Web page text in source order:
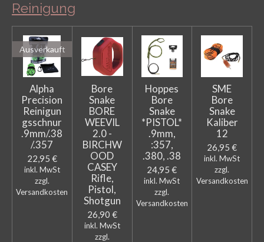
Reinigung
Ausverkauft
Alpha
Precision
Reinigun
gsschnur
.9mm/.38
/.357
22,95 €
inkl. MwSt
zzgl.
Versandkosten
Bore
Snake
BORE
WEEVIL
2.0 -
BIRCHW
OOD
CASEY
Rifle,
Pistol,
Shotgun
26,90 €
inkl. MwSt
zzgl.
Hoppes
Bore
Snake
*PISTOL*
.9mm,
:357,
.380, .38
24,95 €
inkl. MwSt
zzgl.
Versandkosten
SME
Bore
Snake
Kaliber
12
26,95 €
inkl. MwSt
zzgl.
Versandkosten